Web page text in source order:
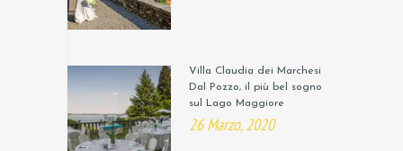
Villa Claudia dei Marchesi
Dal Pozzo, il più bel sogno
sul Lago Maggiore
26 Marzo, 2020